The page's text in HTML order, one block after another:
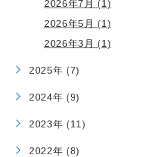
2026年7月 (1)
2026年5月 (1)
2026年3月 (1)
2025年 (7)
2024年 (9)
2023年 (11)
2022年 (8)